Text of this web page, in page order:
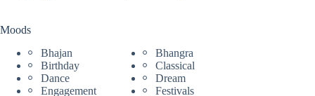
Moods
Bhajan
Bhangra
Birthday
Classical
Dance
Dream
Engagement
Festivals